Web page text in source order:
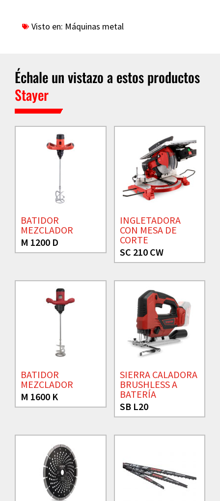
Visto en: Máquinas metal
Échale un vistazo a estos productos
Stayer
BATIDOR
MEZCLADOR
M 1200 D
INGLETADORA
CON MESA DE
CORTE
SC 210 CW
BATIDOR
MEZCLADOR
M 1600 K
SIERRA CALADORA
BRUSHLESS A
BATERÍA
SB L20